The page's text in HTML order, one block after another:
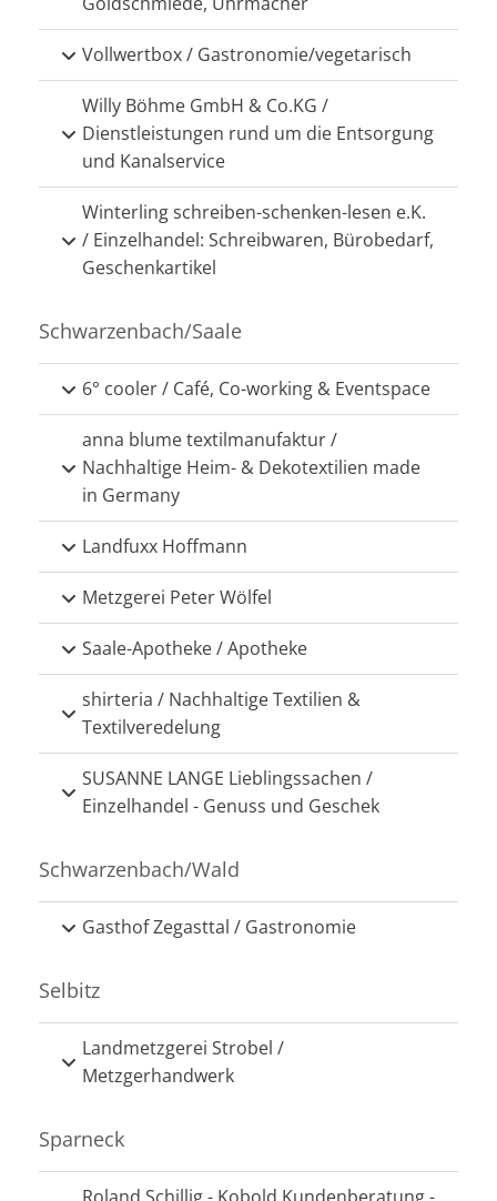
Vollwertbox / Gastronomie/vegetarisch
Willy Böhme GmbH & Co.KG /
Dienstleistungen rund um die Entsorgung
und Kanalservice
Winterling schreiben-schenken-lesen e.K.
/ Einzelhandel: Schreibwaren, Bürobedarf,
Geschenkartikel
Schwarzenbach/Saale
6° cooler / Café, Co-working & Eventspace
anna blume textilmanufaktur /
Nachhaltige Heim- & Dekotextilien made
in Germany
Landfuxx Hoffmann
Metzgerei Peter Wölfel
Saale-Apotheke / Apotheke
shirteria / Nachhaltige Textilien &
Textilveredelung
SUSANNE LANGE Lieblingssachen /
Einzelhandel - Genuss und Geschek
Schwarzenbach/Wald
Gasthof Zegasttal / Gastronomie
Selbitz
Landmetzgerei Strobel /
Metzgerhandwerk
Sparneck